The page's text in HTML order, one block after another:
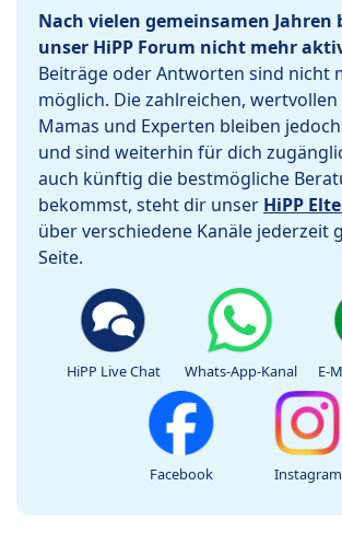
Nach vielen gemeinsamen
unser HiPP Forum nicht mehr
Beiträge oder Antworten sind nicht
möglich. Die zahlreichen,
Mamas und Experten bleiben
und sind weiterhin für dich
auch künftig die bestmögliche
bekommst, steht dir unser HiPP
über verschiedene Kanäle jederzeit
Seite.
HiPP Live Chat Whats-App-Kanal E-
Facebook Instagram